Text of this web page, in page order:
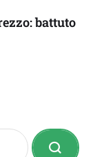
battuto